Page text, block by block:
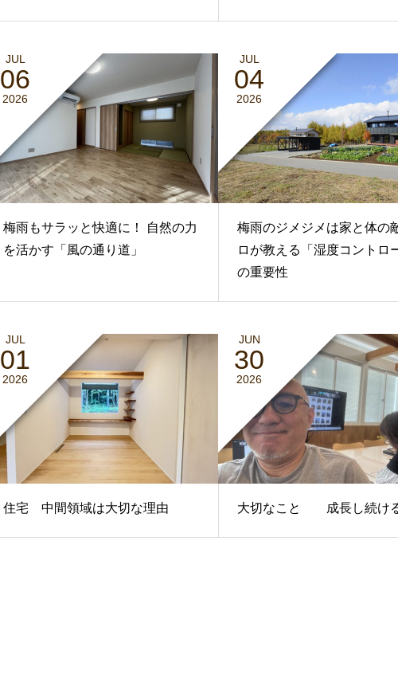
JUL
06
2026
梅雨もサラッと快適に！ 自然の力
を活かす「風の通り道」
JUL
04
2026
梅雨のジメジメは家と体の
ロが教える「湿度コントロ
の重要性
JUL
01
2026
住宅 中間領域は大切な理由
JUN
30
2026
大切なこと 成長し続け